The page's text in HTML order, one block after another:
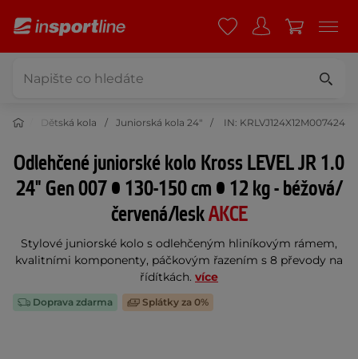
kola Dětská kola Juniorská kola 24" IN: KRLVJ124X12M007424
Odlehčené juniorské kolo Kross LEVEL JR 1.0
24" Gen 007 • 130-150 cm • 12 kg - béžová/
červená/leskAKCE
Stylové juniorské kolo s odlehčeným hliníkovým rámem,
kvalitními komponenty, páčkovým řazením s 8 převody na
řídítkách. více
Doprava zdarma Splátky za 0%